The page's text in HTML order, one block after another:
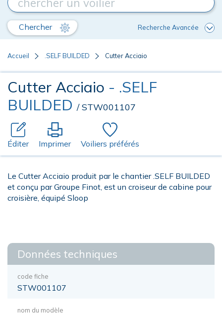
Chercher Recherche Avancée
Accueil .SELF BUILDED Cutter Acciaio
Cutter Acciaio - .SELF
BUILDED / STW001107
Éditer Imprimer Voiliers préférés
Le Cutter Acciaio produit par le chantier .SELF BUILDED
et conçu par Groupe Finot, est un croiseur de cabine pour
croisière, équipé Sloop
Données techniques
code fiche
STW001107
nom du modèle